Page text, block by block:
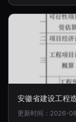
安徽省建设工程
更新时间：2026-